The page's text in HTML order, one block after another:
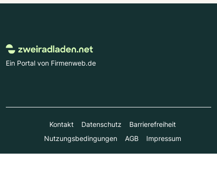
Ein Portal von Firmenweb.de
Kontakt Datenschutz
Barrierefreiheit
Nutzungsbedingungen
AGB Impressum